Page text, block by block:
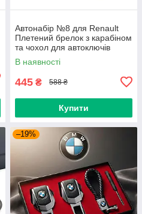
Автонабір №8 для Renault
Плетений брелок з карабіном
та чохол для автоключів
В наявності
445 ₴ 588 ₴
Купити
–19%